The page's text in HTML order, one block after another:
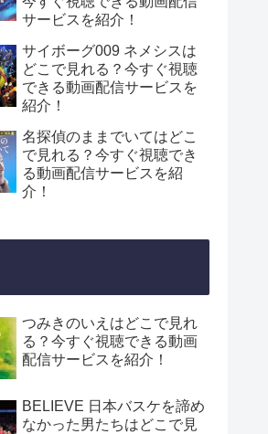
サービスを紹介！
サイボーグ009 ネメシスは
どこで見れる？今すぐ視聴
できる動画配信サービスを
紹介！
名探偵のままでいてはどこ
で見れる？今すぐ視聴でき
る動画配信サービスを紹
介！
つみきのいえはどこで見れ
る？今すぐ視聴できる動画
配信サービスを紹介！
BELIEVE 日本バスケを諦め
なかった男たちはどこで見